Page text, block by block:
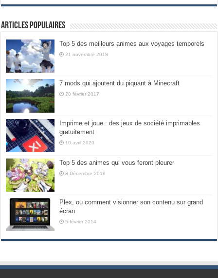
Articles populaires
Top 5 des meilleurs animes aux voyages temporels
21 novembre 2018
7 mods qui ajoutent du piquant à Minecraft
20 février 2017
Imprime et joue : des jeux de société imprimables
gratuitement
10 avril 2020
Top 5 des animes qui vous feront pleurer
8 Décembre 2018
Plex, ou comment visionner son contenu sur grand
écran
5 février 2014